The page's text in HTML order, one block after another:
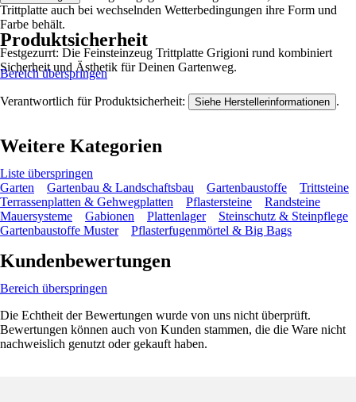
Trittplatte auch bei wechselnden Wetterbedingungen ihre Form und
Farbe behält.
Festgezurrt: Die Feinsteinzeug Trittplatte Grigioni rund kombiniert
Sicherheit und Ästhetik für Deinen Gartenweg.
Produktsicherheit
Bereich überspringen
Verantwortlich für Produktsicherheit: Siehe Herstellerinformationen .
Weitere Kategorien
Liste überspringen
Garten
Gartenbau & Landschaftsbau Gartenbaustoffe
Trittsteine
Terrassenplatten & Gehwegplatten
Pflastersteine
Randsteine
Mauersysteme
Gabionen Plattenlager
Steinschutz & Steinpflege
Gartenbaustoffe Muster
Pflasterfugenmörtel & Big Bags
Kundenbewertungen
Bereich überspringen
Die Echtheit der Bewertungen wurde von uns nicht überprüft.
Bewertungen können auch von Kunden stammen, die die Ware nicht
nachweislich genutzt oder gekauft haben.